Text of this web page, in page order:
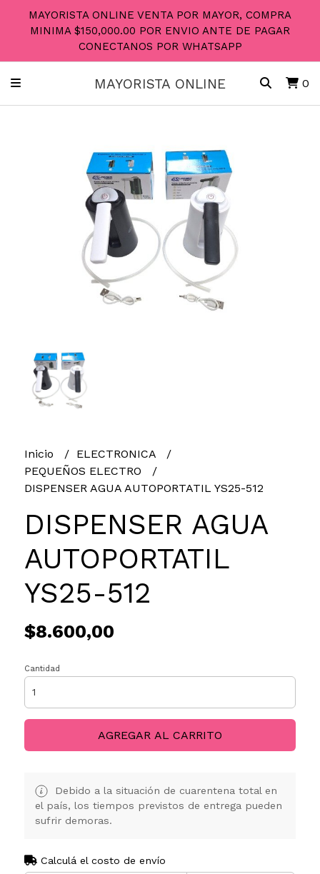
MAYORISTA ONLINE VENTA POR MAYOR, COMPRA
MINIMA $150,000.00 POR ENVIO ANTE DE PAGAR
CONECTANOS POR WHATSAPP
MAYORISTA ONLINE 0
Inicio
ELECTRONICA
PEQUEÑOS ELECTRO
DISPENSER AGUA AUTOPORTATIL YS25-512
DISPENSER AGUA
AUTOPORTATIL
YS25-512
$8.600,00
Cantidad
AGREGAR AL CARRITO
Debido a la situación de cuarentena total en
el país, los tiempos previstos de entrega pueden
sufrir demoras.
Calculá el costo de envío